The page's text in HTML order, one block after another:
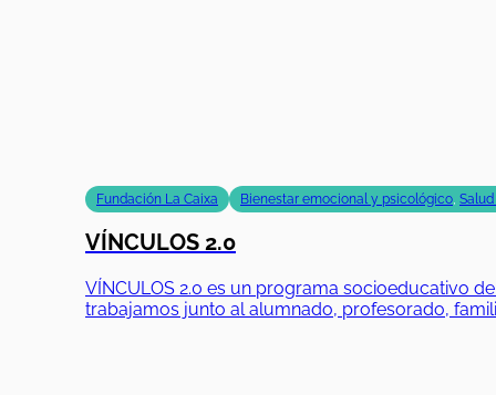
Fundación La Caixa Bienestar emocional y psicológico,
VÍNCULOS 2.0
VÍNCULOS 2.0 es un programa socioeducativo
trabajamos junto al alumnado, profesorado,